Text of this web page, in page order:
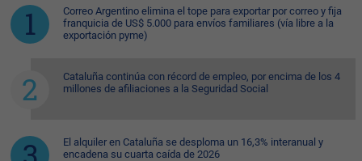
Correo Argentino elimina el tope para exportar por correo y fija
franquicia de US$ 5.000 para envíos familiares (vía libre a la
exportación pyme)
Cataluña continúa con récord de empleo, por encima de los 4
millones de afiliaciones a la Seguridad Social
El alquiler en Cataluña se desploma un 16,3% interanual y
encadena su cuarta caída de 2026